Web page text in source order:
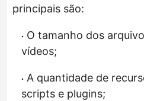
principais são:
O tamanho dos
vídeos;
A quantidade de
scripts e plugins;